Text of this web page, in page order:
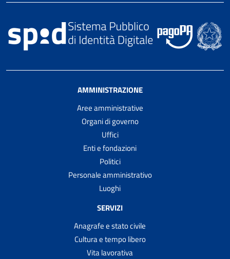
AMMINISTRAZIONE
Aree amministrative
Organi di governo
Uffici
Enti e fondazioni
Politici
Personale amministrativo
Luoghi
SERVIZI
Anagrafe e stato civile
Cultura e tempo libero
Vita lavorativa